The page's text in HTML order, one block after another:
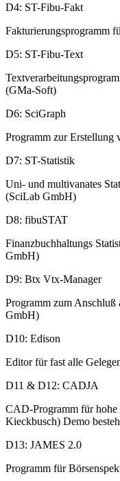
D4: ST-Fibu-Fakt
Fakturierungsprogramm
D5: ST-Fibu-Text
(GMa-Soft)
D6: SciGraph
Programm zur Erstellung
D7: ST-Statistik
Uni- und multivanates
(SciLab GmbH)
D8: fibuSTAT
Finanzbuchhaltungs
GmbH)
D9: Btx Vtx-Manager
Programm zum
GmbH)
D10: Edison
Editor für fast alle
D11 & D12: CADJA
CAD-Programm für
Kieckbusch) Demo
D13: JAMES 2.0
Programm für